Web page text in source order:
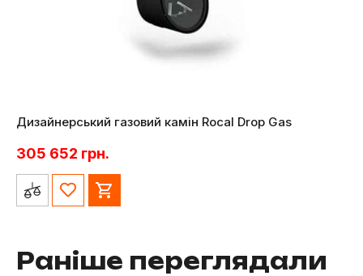
Дизайнерський газовий камін Rocal Drop Gas
305 652 грн.
Раніше переглядали